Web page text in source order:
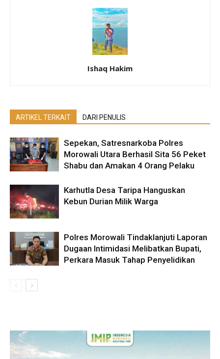
Ishaq Hakim
ARTIKEL TERKAIT DARI PENULIS
Sepekan, Satresnarkoba Polres
Morowali Utara Berhasil Sita 56 Peket
Shabu dan Amakan 4 Orang Pelaku
Karhutla Desa Taripa Hanguskan
Kebun Durian Milik Warga
Polres Morowali Tindaklanjuti Laporan
Dugaan Intimidasi Melibatkan Bupati,
Perkara Masuk Tahap Penyelidikan